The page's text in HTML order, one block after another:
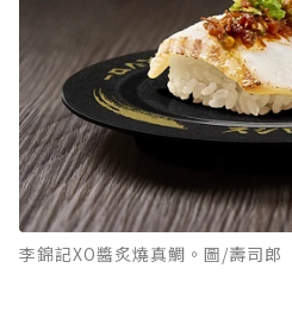
李錦記XO醬炙燒真鯛。圖/壽司郎